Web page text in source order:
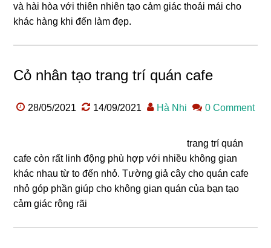
và hài hòa với thiên nhiên tạo cảm giác thoải mái cho
khác hàng khi đến làm đẹp.
Cỏ nhân tạo trang trí quán cafe
28/05/2021 14/09/2021 Hà Nhi 0 Comment
trang trí quán
cafe còn rất linh động phù hợp với nhiều không gian
khác nhau từ to đến nhỏ. Tường giả cây cho quán cafe
nhỏ góp phần giúp cho không gian quán của bạn tạo
cảm giác rộng rãi